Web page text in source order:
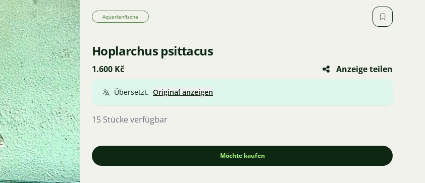
Aquarienfische
Hoplarchus psittacus
1.600 Kč Anzeige teilen
Übersetzt. Original anzeigen
15 Stücke verfügbar
Möchte kaufen